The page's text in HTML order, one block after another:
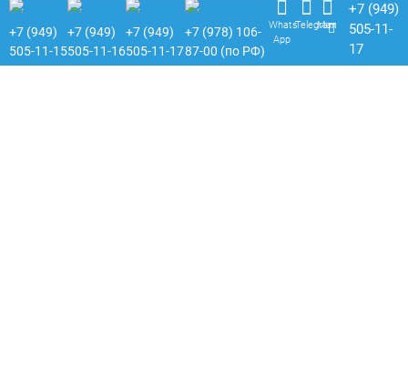
+7 (949)
505-11-15
+7 (949)
505-11-16
+7 (949)
505-11-17
+7 (978) 106-
87-00 (по РФ)
Whats
App
Telegram
Max
+7 (949)
505-11-
17